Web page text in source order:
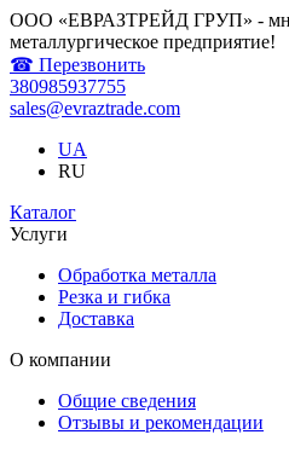
ООО «ЕВРАЗТРЕЙД ГРУП» -
металлургическое предприятие!
☎ Перезвонить
380985937755
sales@evraztrade.com
UA
RU
Каталог
Услуги
Обработка металла
Резка и гибка
Доставка
О компании
Общие сведения
Отзывы и рекомендации